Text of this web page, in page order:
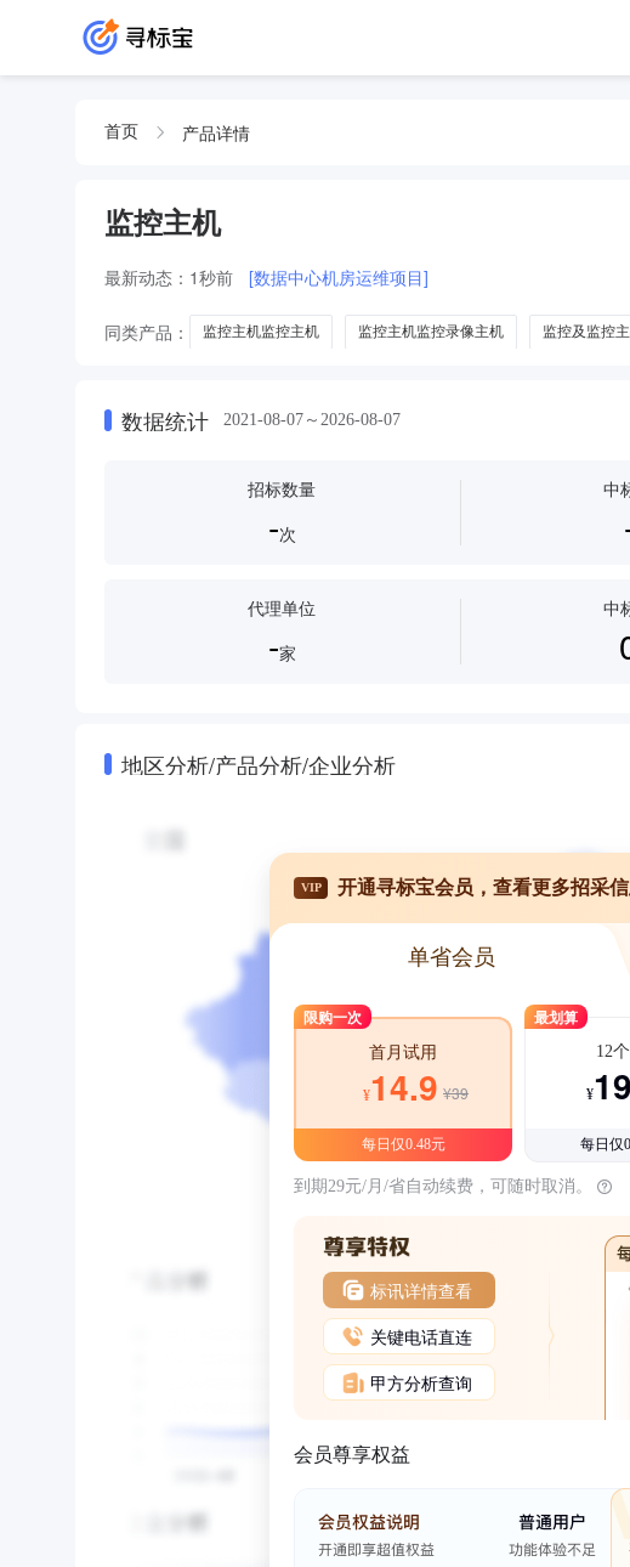
首页 产品详情
监控主机
最新动态： 1秒前 [数据中心机房运维项目]
同类产品： 监控主机监控主机 监控主机监控录像主机 监控及监控
数据统计 2021-08-07～2026-08-07
招标数量
-次
中
代理单位
-家
中
地区分析/产品分析/企业分析
VIP 开通寻标宝会员，查看更多招采
单省会员
限购一次
首月试用
¥14.9 ¥39
每日仅0.48元
最划算
12
¥
每日仅
到期29元/月/省自动续费，可随时取消。
标讯详情查看
关键电话直连
甲方分析查询
会员尊享权益